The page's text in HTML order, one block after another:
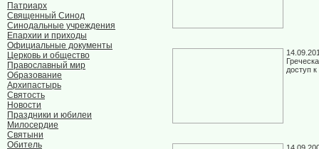
Патриарх
Священный Синод
Синодальные учреждения
Епархии и приходы
Официальные документы
Церковь и общество
Православный мир
Образование
Архипастырь
Святость
Новости
Праздники и юбилеи
Милосердие
Святыни
Обитель
доступ